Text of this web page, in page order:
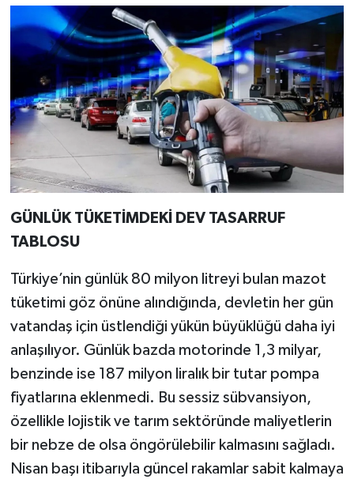
GÜNLÜK TÜKETİMDEKİ DEV TASARRUF
TABLOSU
Türkiye’nin günlük 80 milyon litreyi bulan mazot
tüketimi göz önüne alındığında, devletin her gün
vatandaş için üstlendiği yükün büyüklüğü daha iyi
anlaşılıyor. Günlük bazda motorinde 1,3 milyar,
benzinde ise 187 milyon liralık bir tutar pompa
fiyatlarına eklenmedi. Bu sessiz sübvansiyon,
özellikle lojistik ve tarım sektöründe maliyetlerin
bir nebze de olsa öngörülebilir kalmasını sağladı.
Nisan başı itibarıyla güncel rakamlar sabit kalmaya